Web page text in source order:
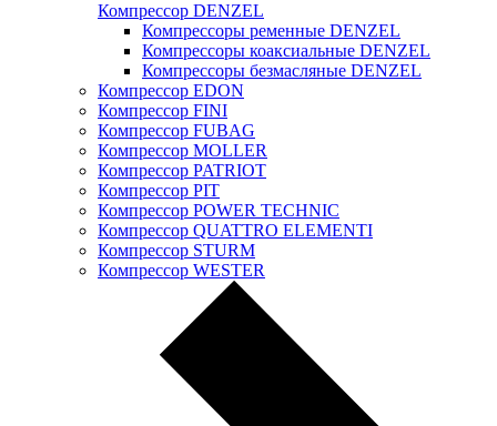
Компрессор DENZEL
Компрессоры ременные DENZEL
Компрессоры коаксиальные DENZEL
Компрессоры безмасляные DENZEL
Компрессор EDON
Компрессор FINI
Компрессор FUBAG
Компрессор MOLLER
Компрессор PATRIOT
Компрессор PIT
Компрессор POWER TECHNIC
Компрессор QUATTRO ELEMENTI
Компрессор STURM
Компрессор WESTER